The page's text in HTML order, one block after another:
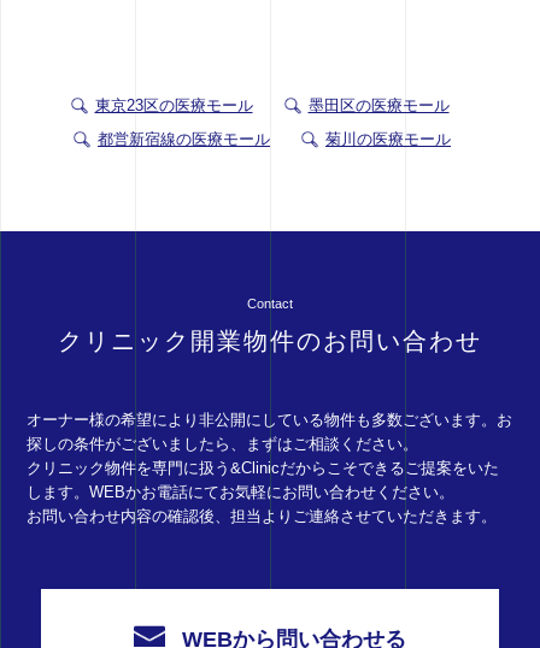
東京23区の医療モール
墨田区の医療モール
都営新宿線の医療モール
菊川の医療モール
Contact
クリニック開業物件のお問い合わせ
オーナー様の希望により非公開にしている物件も多数ございます。お
探しの条件がございましたら、まずはご相談ください。
クリニック物件を専門に扱う&Clinicだからこそできるご提案をいた
します。WEBかお電話にてお気軽にお問い合わせください。
お問い合わせ内容の確認後、担当よりご連絡させていただきます。
WEBから問い合わせる